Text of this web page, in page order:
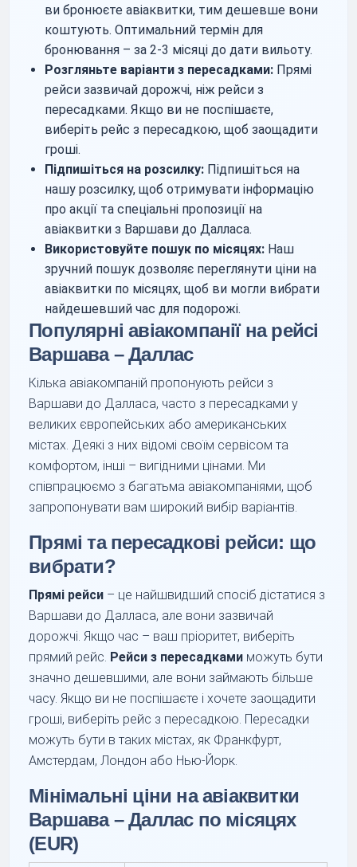
ви бронюєте авіаквитки, тим дешевше вони
коштують. Оптимальний термін для
бронювання – за 2-3 місяці до дати вильоту.
Розгляньте варіанти з пересадками: Прямі
рейси зазвичай дорожчі, ніж рейси з
пересадками. Якщо ви не поспішаєте,
виберіть рейс з пересадкою, щоб заощадити
гроші.
Підпишіться на розсилку: Підпишіться на
нашу розсилку, щоб отримувати інформацію
про акції та спеціальні пропозиції на
авіаквитки з Варшави до Далласа.
Використовуйте пошук по місяцях: Наш
зручний пошук дозволяє переглянути ціни на
авіаквитки по місяцях, щоб ви могли вибрати
найдешевший час для подорожі.
Популярні авіакомпанії на рейсі
Варшава – Даллас
Кілька авіакомпаній пропонують рейси з
Варшави до Далласа, часто з пересадками у
великих європейських або американських
містах. Деякі з них відомі своїм сервісом та
комфортом, інші – вигідними цінами. Ми
співпрацюємо з багатьма авіакомпаніями, щоб
запропонувати вам широкий вибір варіантів.
Прямі та пересадкові рейси: що
вибрати?
Прямі рейси – це найшвидший спосіб дістатися з
Варшави до Далласа, але вони зазвичай
дорожчі. Якщо час – ваш пріоритет, виберіть
прямий рейс. Рейси з пересадками можуть бути
значно дешевшими, але вони займають більше
часу. Якщо ви не поспішаєте і хочете заощадити
гроші, виберіть рейс з пересадкою. Пересадки
можуть бути в таких містах, як Франкфурт,
Амстердам, Лондон або Нью-Йорк.
Мінімальні ціни на авіаквитки
Варшава – Даллас по місяцях
(EUR)